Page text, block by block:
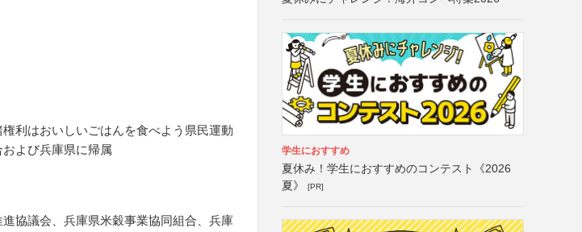
利はおいしいごはんを食べよう県民運動
よび兵庫県に帰属
協議会、兵庫県米穀事業協同組合、兵庫
学生におすすめ
夏休み！学生におすすめのコンテスト《2026
夏》
[PR]